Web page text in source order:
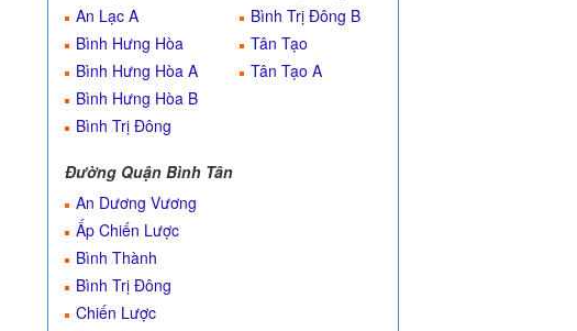
An Lạc A
Bình Hưng Hòa
Bình Hưng Hòa A
Bình Hưng Hòa B
Bình Trị Đông
Bình Trị Đông B
Tân Tạo
Tân Tạo A
Đường Quận Bình Tân
An Dương Vương
Ấp Chiến Lược
Bình Thành
Bình Trị Đông
Chiến Lược